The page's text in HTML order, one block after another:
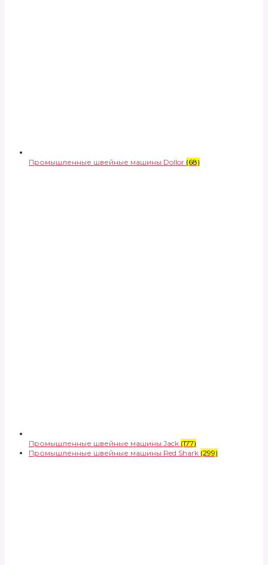
Промышленные швейные машины Dollor (68)
Промышленные швейные машины Jack (177)
Промышленные швейные машины Red Shark (299)